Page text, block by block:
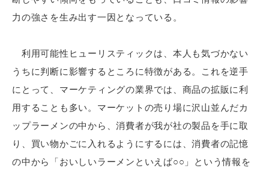
力の強さを生み出す一因となっている。
利用可能性ヒューリスティックは、本人も気づかない
うちに判断に影響するところに特徴がある。これを逆手
にとって、マーケティングの業界では、商品の拡販に利
用することも多い。マーケットの売り場に沢山並んだカ
ップラーメンの中から、消費者が我が社の製品を手に取
り、買い物かごに入れるようにするには、消費者の記憶
の中から「おいしいラーメンといえば○○」という情報を